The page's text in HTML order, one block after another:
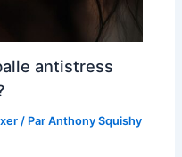
antistress
/ ParAnthony Squishy